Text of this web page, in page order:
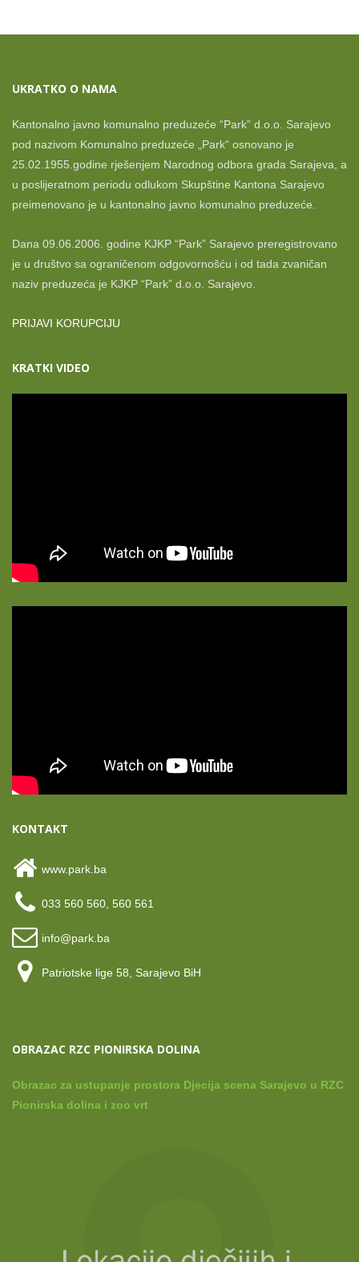
UKRATKO O NAMA
Kantonalno javno komunalno preduzeće “Park” d.o.o. Sarajevo
pod nazivom Komunalno preduzeće „Park“ osnovano je
25.02.1955.godine rješenjem Narodnog odbora grada Sarajeva, a
u poslijeratnom periodu odlukom Skupštine Kantona Sarajevo
preimenovano je u kantonalno javno komunalno preduzeće.
Dana 09.06.2006. godine KJKP “Park” Sarajevo preregistrovano
je u društvo sa ograničenom odgovornošću i od tada zvaničan
naziv preduzeća je KJKP “Park” d.o.o. Sarajevo.
PRIJAVI KORUPCIJU
KRATKI VIDEO
KONTAKT
www.park.ba
033 560 560, 560 561
info@park.ba
Patriotske lige 58, Sarajevo BiH
OBRAZAC RZC PIONIRSKA DOLINA
Obrazac za ustupanje prostora Djecija scena Sarajevo u RZC
Pionirska dolina i zoo vrt